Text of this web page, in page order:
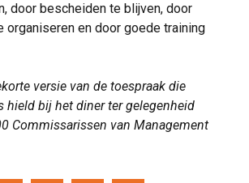
door bescheiden te blijven, door
organiseren en door goede training
versie van de toespraak die
hield bij het diner ter gelegenheid
Commissarissen van Management